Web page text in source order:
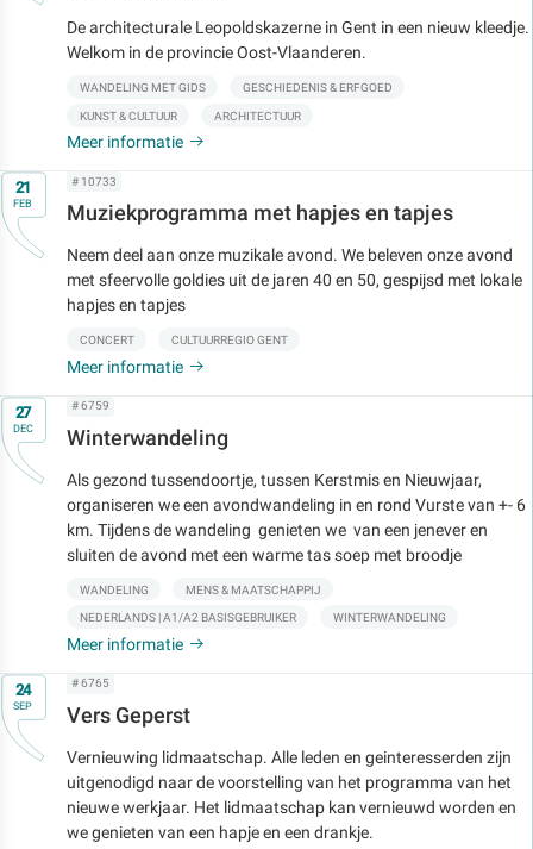
De architecturale Leopoldskazerne in Gent in een nieuw kleedje.
Welkom in de provincie Oost-Vlaanderen.
WANDELING MET GIDS GESCHIEDENIS & ERFGOED
KUNST & CULTUUR ARCHITECTUUR
Meer informatie
Op21
FEB
# 10733
Muziekprogramma met hapjes en tapjes
Neem deel aan onze muzikale avond. We beleven onze avond
met sfeervolle goldies uit de jaren 40 en 50, gespijsd met lokale
hapjes en tapjes
CONCERT CULTUURREGIO GENT
Meer informatie
Op27
DEC
# 6759
Winterwandeling
Als gezond tussendoortje, tussen Kerstmis en Nieuwjaar,
organiseren we een avondwandeling in en rond Vurste van +- 6
km. Tijdens de wandeling genieten we van een jenever en
sluiten de avond met een warme tas soep met broodje
WANDELING MENS & MAATSCHAPPIJ
NEDERLANDS | A1/A2 BASISGEBRUIKER WINTERWANDELING
Meer informatie
Op24
SEP
# 6765
Vers Geperst
Vernieuwing lidmaatschap. Alle leden en geinteresserden zijn
uitgenodigd naar de voorstelling van het programma van het
nieuwe werkjaar. Het lidmaatschap kan vernieuwd worden en
we genieten van een hapje en een drankje.